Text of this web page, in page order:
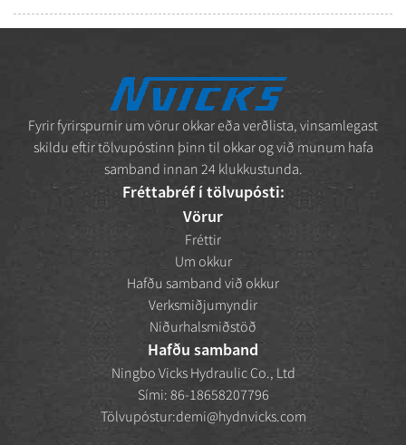
Fyrir fyrirspurnir um vörur okkar eða verðlista, vinsamlegast
skildu eftir tölvupóstinn þinn til okkar og við munum hafa
samband innan 24 klukkustunda.
Fréttabréf í tölvupósti:
Vörur
Fréttir
Um okkur
Hafðu samband við okkur
Verksmiðjumyndir
Niðurhalsmiðstöð
Hafðu samband
Ningbo Vicks Hydraulic Co., Ltd
Sími: 86-18658207796
Tölvupóstur:demi@hydnvicks.com